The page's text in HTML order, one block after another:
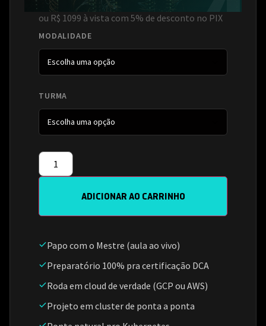
ou R$ 1099 à vista com 5% de desconto no PIX
MODALIDADE
TURMA
ADICIONAR AO CARRINHO
Papo com o Mestre (aula ao vivo)
Preparatório 100% pra certificação DCA
Roda em cloud de verdade (GCP ou AWS)
Projeto em cluster de ponta a ponta